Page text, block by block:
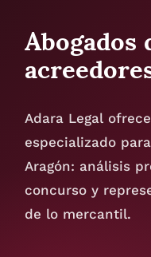
Adara Legal
especializado
Aragón: análisis
concurso y
de lo mercantil.